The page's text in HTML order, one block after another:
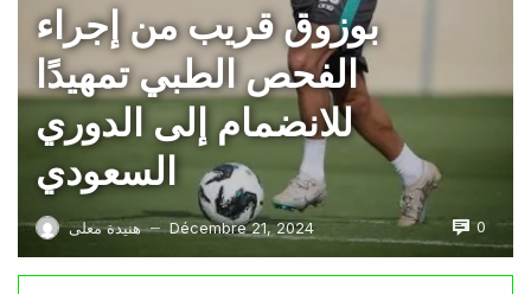
بوزوق قريب من إجراء
الفحص الطبي تمهيدًا
للانضمام إلى الدوري
السعودي
هنيدة معلى — Décembre 21, 2024 0